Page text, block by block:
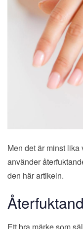
Men det är minst lika
använder
den här artikeln.
Ett bra märke som